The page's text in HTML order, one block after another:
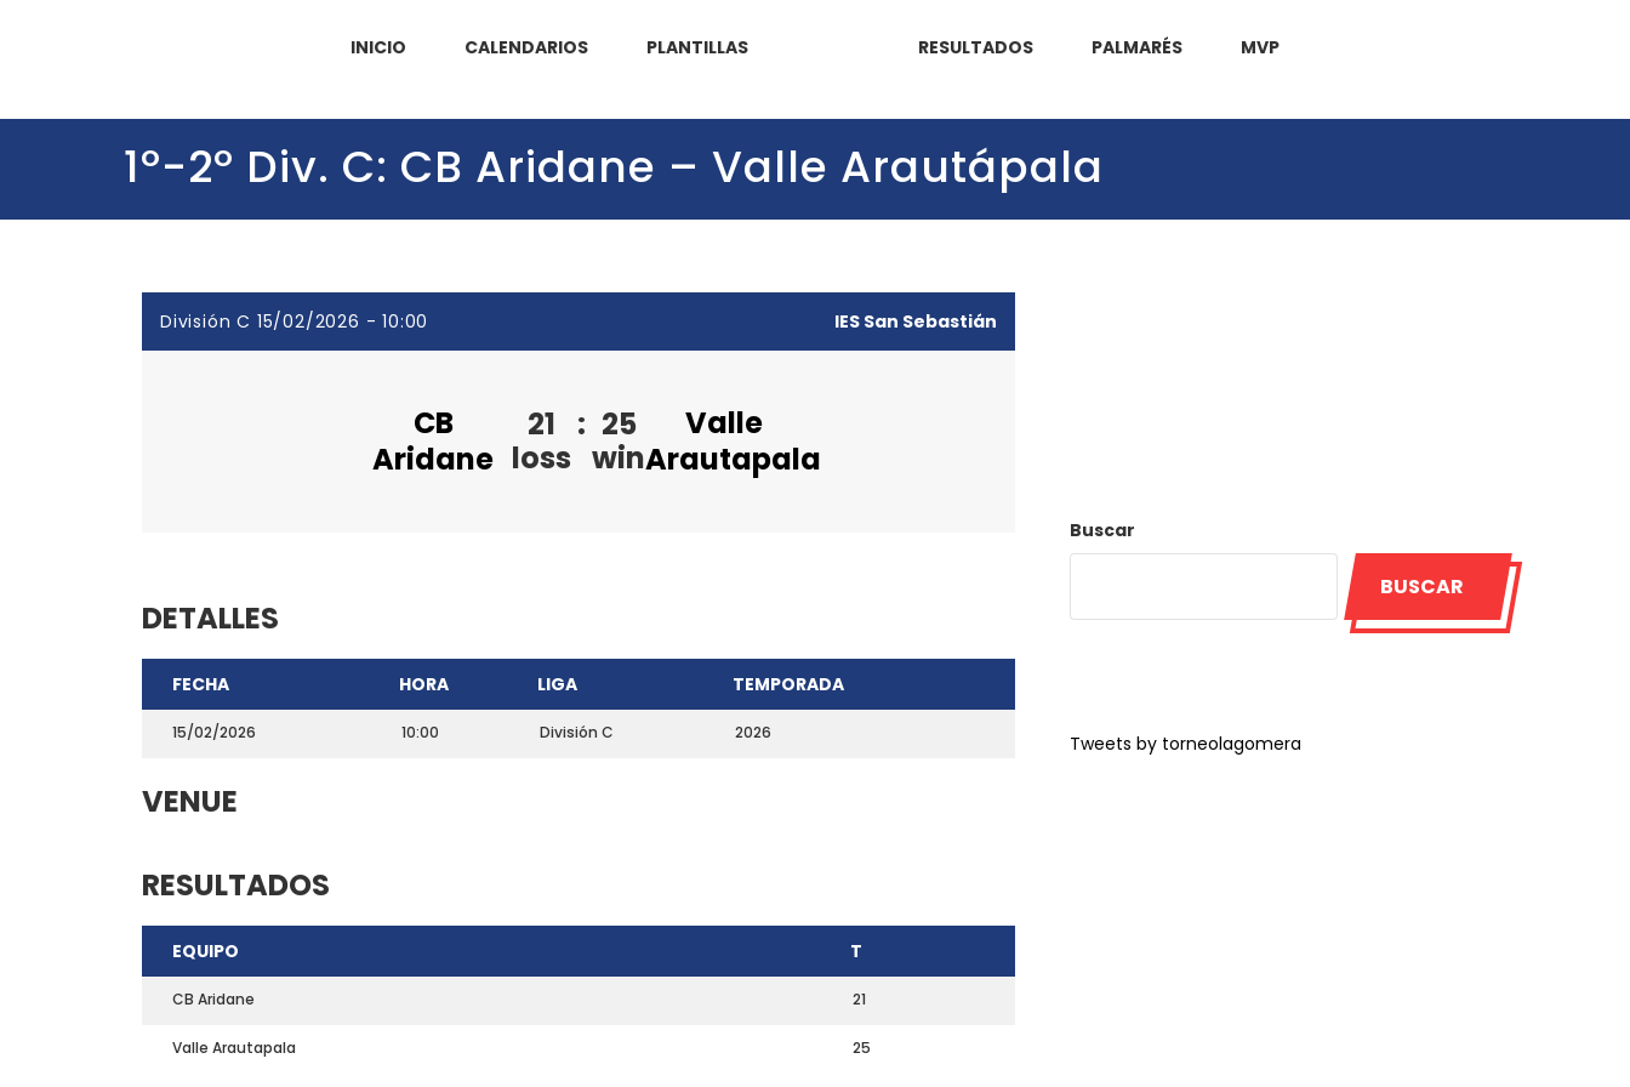
INICIO CALENDARIOS PLANTILLAS RESULTADOS PALMARÉS MVP
1º-2º Div. C: CB Aridane – Valle Arautápala
División C 15/02/2026 - 10:00 IES San Sebastián
CB
Aridane
21
loss
: 25
win
Valle
Arautapala
DETALLES
FECHA HORA LIGA TEMPORADA
15/02/2026 10:00 División C 2026
VENUE
RESULTADOS
EQUIPO T
CB Aridane 21
Valle Arautapala 25
Buscar
BUSCAR
Tweets by torneolagomera
CONTACTO
Teléfono: 661703772
Email:direccion@marchadeportiva.com
San Sebastián de La Gomera